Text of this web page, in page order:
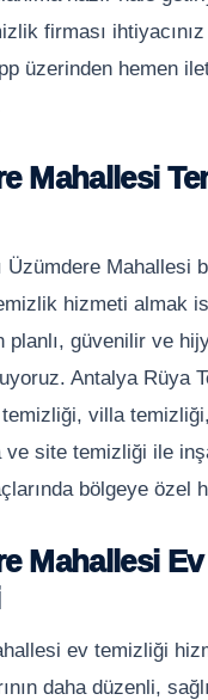
firması
üzerinden hemen
Mahallesi
Üzümdere Mahallesi
hizmeti almak
güvenilir ve
Antalya Rüya
villa
site temizliği ile
bölgeye özel
Mahallesi Ev
ev temizliği
daha düzenli,